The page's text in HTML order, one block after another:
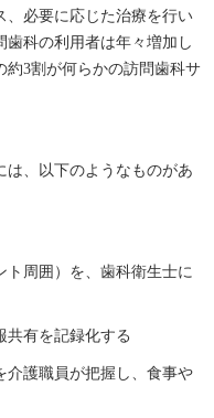
、必要に応じた治療を行い
歯科の利用者は年々増加し
約3割が何らかの訪問歯科サ
は、以下のようなものがあ
ト周囲）を、歯科衛生士に
共有を記録化する
介護職員が把握し、食事や